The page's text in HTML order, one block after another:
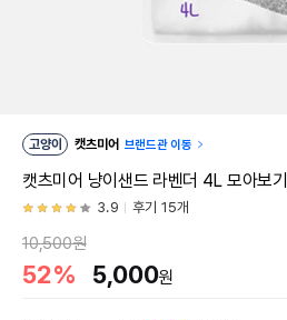
고양이 캣츠미어 브랜드관 이동
캣츠미어 냥이샌드 라벤더 4L 모아보기
3.9 후기 15개
10,500원
52% 5,000원